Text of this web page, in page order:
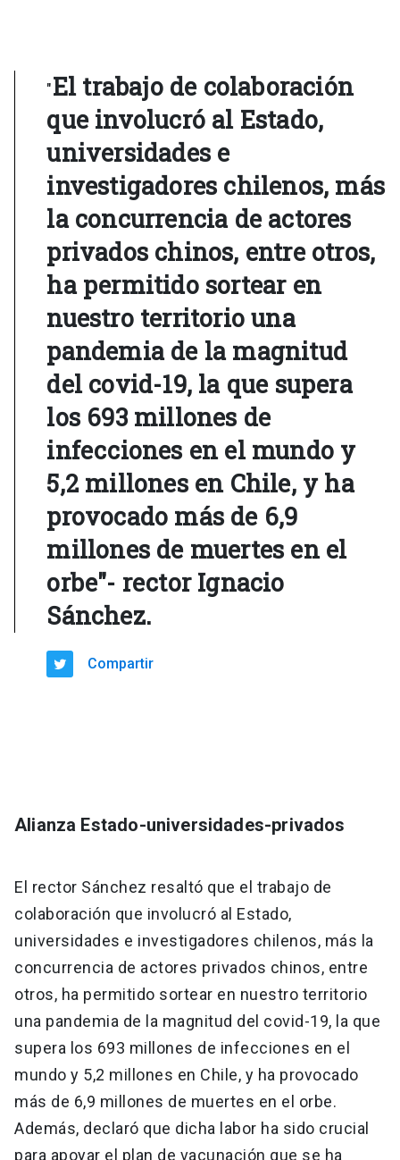
"El trabajo de colaboración
que involucró al Estado,
universidades e
investigadores chilenos, más
la concurrencia de actores
privados chinos, entre otros,
ha permitido sortear en
nuestro territorio una
pandemia de la magnitud
del covid-19, la que supera
los 693 millones de
infecciones en el mundo y
5,2 millones en Chile, y ha
provocado más de 6,9
millones de muertes en el
orbe"- rector Ignacio
Sánchez.
Compartir
Alianza Estado-universidades-privados
El rector Sánchez resaltó que el trabajo de
colaboración que involucró al Estado,
universidades e investigadores chilenos, más la
concurrencia de actores privados chinos, entre
otros, ha permitido sortear en nuestro territorio
una pandemia de la magnitud del covid-19, la que
supera los 693 millones de infecciones en el
mundo y 5,2 millones en Chile, y ha provocado
más de 6,9 millones de muertes en el orbe.
Además, declaró que dicha labor ha sido crucial
para apoyar el plan de vacunación que se ha